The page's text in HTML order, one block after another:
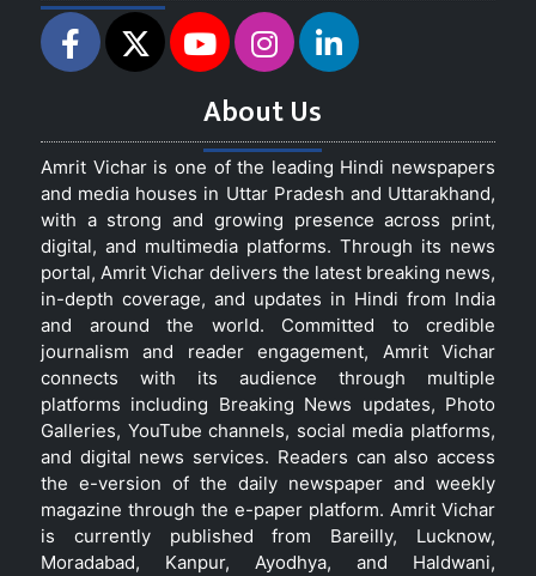
About Us
Amrit Vichar is one of the leading Hindi newspapers
and media houses in Uttar Pradesh and Uttarakhand,
with a strong and growing presence across print,
digital, and multimedia platforms. Through its news
portal, Amrit Vichar delivers the latest breaking news,
in-depth coverage, and updates in Hindi from India
and around the world. Committed to credible
journalism and reader engagement, Amrit Vichar
connects with its audience through multiple
platforms including Breaking News updates, Photo
Galleries, YouTube channels, social media platforms,
and digital news services. Readers can also access
the e-version of the daily newspaper and weekly
magazine through the e-paper platform. Amrit Vichar
is currently published from Bareilly, Lucknow,
Moradabad, Kanpur, Ayodhya, and Haldwani,